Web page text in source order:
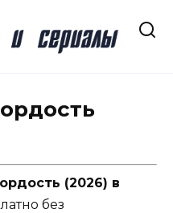
(2026) в
без